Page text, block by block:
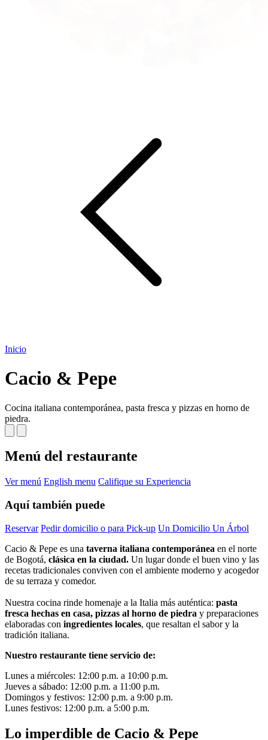
Inicio
Cacio & Pepe
Cocina italiana contemporánea, pasta fresca y pizzas en horno de
piedra.
Menú del restaurante
Ver menú English menu Califique su Experiencia
Aquí también puede
Reservar Pedir domicilio o para Pick-up Un Domicilio Un Árbol
Cacio & Pepe es una taverna italiana contemporánea en el norte
de Bogotá, clásica en la ciudad. Un lugar donde el buen vino y las
recetas tradicionales conviven con el ambiente moderno y acogedor
de su terraza y comedor.
Nuestra cocina rinde homenaje a la Italia más auténtica: pasta
fresca hechas en casa, pizzas al horno de piedra y preparaciones
elaboradas con ingredientes locales, que resaltan el sabor y la
tradición italiana.
Nuestro restaurante tiene servicio de:
Lunes a miércoles: 12:00 p.m. a 10:00 p.m.
Jueves a sábado: 12:00 p.m. a 11:00 p.m.
Domingos y festivos: 12:00 p.m. a 9:00 p.m.
Lunes festivos: 12:00 p.m. a 5:00 p.m.
Lo imperdible de Cacio & Pepe